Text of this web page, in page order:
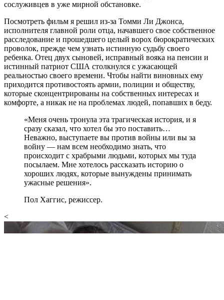
сослуживцев в уже мирной обстановке.
Посмотреть фильм я решил из-за Томми Ли Джонса,
исполнителя главной роли отца, начавшего свое собственное
расследование и прошедшего целый ворох бюрократических
проволок, прежде чем узнать истинную судьбу своего
ребенка. Отец двух сыновей, исправный вояка на пенсии и
истинный патриот США столкнулся с ужасающей
реальностью своего времени. Чтобы найти виновных ему
приходится противостоять армии, полиции и обществу,
которые сконцентрированы на собственных интересах и
комфорте, а никак не на проблемах людей, попавших в беду.
«Меня очень тронула эта трагическая история, и я
сразу сказал, что хотел бы это поставить…
Неважно, выступаете вы против войны или вы за
войну — нам всем необходимо знать, что
происходит с храбрыми людьми, которых мы туда
посылаем. Мне хотелось рассказать историю о
хороших людях, которые вынуждены принимать
ужасные решения».
Пол Хаггис, режиссер.
<